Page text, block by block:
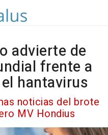
advierte de
frente a
hantavirus
noticias del brote
MV Hondius